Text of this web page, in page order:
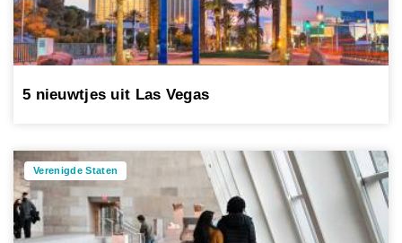
5 nieuwtjes uit Las Vegas
Verenigde Staten